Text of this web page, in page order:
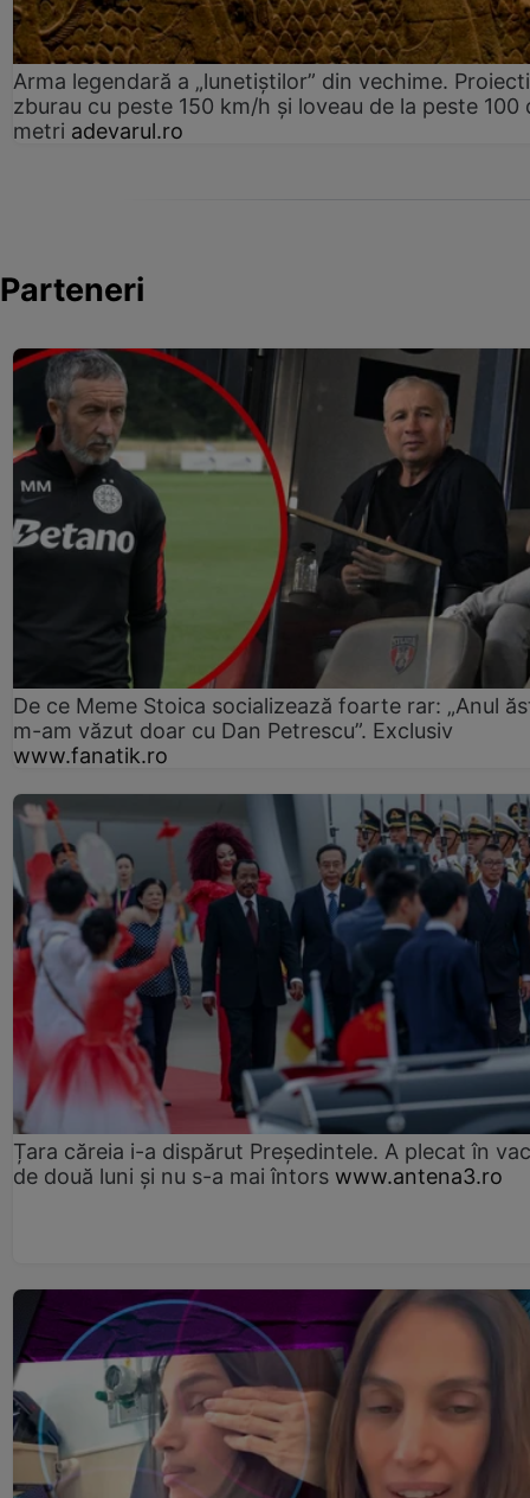
Arma legendară a „lunetiștilor” din vechime.
zburau cu peste 150 km/h și loveau de la peste 100
metri adevarul.ro
Parteneri
De ce Meme Stoica socializează foarte rar: „Anul
m-am văzut doar cu Dan Petrescu”. Exclusiv
www.fanatik.ro
Țara căreia i-a dispărut Președintele. A plecat în
de două luni și nu s-a mai întors www.antena3.ro